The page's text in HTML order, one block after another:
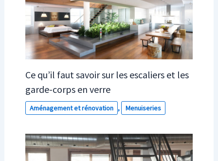
Ce qu’il faut savoir sur les escaliers et les
garde-corps en verre
Aménagement et rénovation , Menuiseries